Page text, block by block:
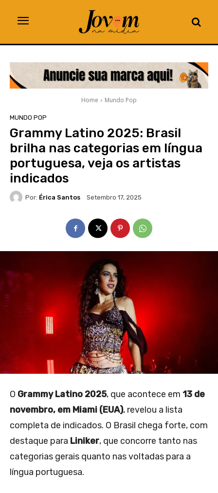
Home Mundo Pop
MUNDO POP
Grammy Latino 2025: Brasil
brilha nas categorias em língua
portuguesa, veja os artistas
indicados
Por: Érica Santos Setembro 17, 2025
O Grammy Latino 2025, que acontece em 13 de
novembro, em Miami (EUA), revelou a lista
completa de indicados. O Brasil chega forte, com
destaque para Liniker, que concorre tanto nas
categorias gerais quanto nas voltadas para a
língua portuguesa.